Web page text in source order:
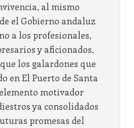
al mismo
el Gobierno andaluz
a los profesionales,
y aficionados,
los galardones que
en El Puerto de Santa
motivador
ya consolidados
promesas del